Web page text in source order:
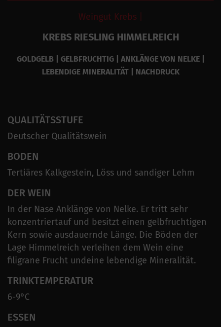
Weingut Krebs |
KREBS RIESLING HIMMELREICH
GOLDGELB | GELBFRUCHTIG | ANKLÄNGE VON NELKE |
LEBENDIGE MINERALITÄT | NACHDRUCK
QUALITÄTSSTUFE
Deutscher Qualitätswein
BODEN
Tertiäres Kalkgestein, Löss und sandiger Lehm
DER WEIN
In der Nase Anklänge von Nelke. Er tritt sehr
konzentriertauf und besitzt einen gelbfruchtigen
Kern sowie ausdauernde Länge. Die Böden der
Lage Himmelreich verleihen dem Wein eine
filigrane Frucht undeine lebendige Mineralität.
TRINKTEMPERATUR
6-9°C
ESSEN